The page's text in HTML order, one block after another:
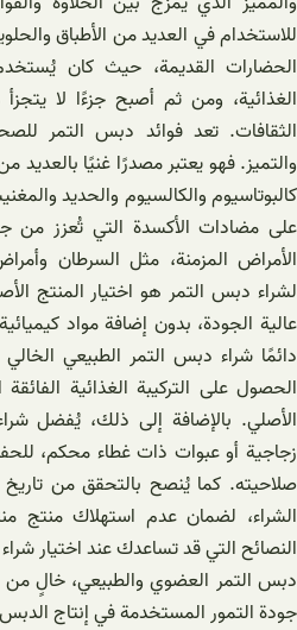
للاستخدام في العديد من الأطباق
الحضارات القديمة، حيث كان
الغذائية، ومن ثم أصبح جزءًا لا
الثقافات. تعد فوائد دبس التمر
والتميز. فهو يعتبر مصدرًا غنيًا بالعديد
كالبوتاسيوم والكالسيوم والحديد
على مضادات الأكسدة التي تُعزز من
الأمراض المزمنة، مثل السرطان
لشراء دبس التمر هو اختيار المنتج
عالية الجودة، بدون إضافة مواد
دائمًا شراء دبس التمر الطبيعي
الحصول على التركيبة الغذائية
الأصلي. بالإضافة إلى ذلك، يُفضل
زجاجية أو عبوات ذات غطاء محكم،
صلاحيته. كما يُنصح بالتحقق من تاريخ
الشراء، لضمان عدم استهلاك منتج
النصائح التي قد تساعدك عند اختيار
دبس التمر العضوي والطبيعي، خالٍ من
جودة التمور المستخدمة في إنتاج